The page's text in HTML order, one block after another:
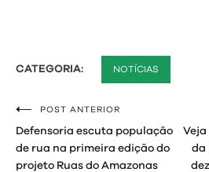
CATEGORIA: NOTÍCIAS
Navegação
de
POST ANTERIOR
Defensoria escuta população
de rua na primeira edição do
projeto Ruas do Amazonas
da